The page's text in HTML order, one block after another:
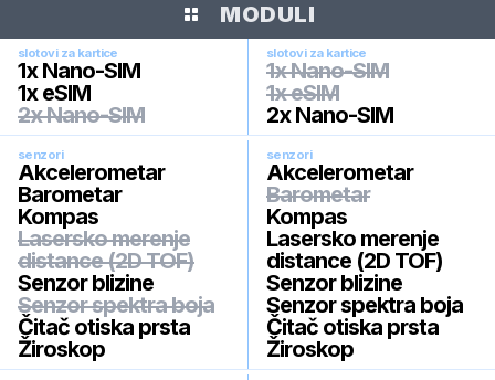
MODULI
slotovi za kartice
1x Nano-SIM
1x eSIM
2x Nano-SIM
slotovi za kartice
1x Nano-SIM
1x eSIM
2x Nano-SIM
senzori
Akcelerometar
Barometar
Kompas
Lasersko merenje
distance (2D TOF)
Senzor blizine
Senzor spektra boja
Čitač otiska prsta
Žiroskop
senzori
Akcelerometar
Barometar
Kompas
Lasersko merenje
distance (2D TOF)
Senzor blizine
Senzor spektra boja
Čitač otiska prsta
Žiroskop